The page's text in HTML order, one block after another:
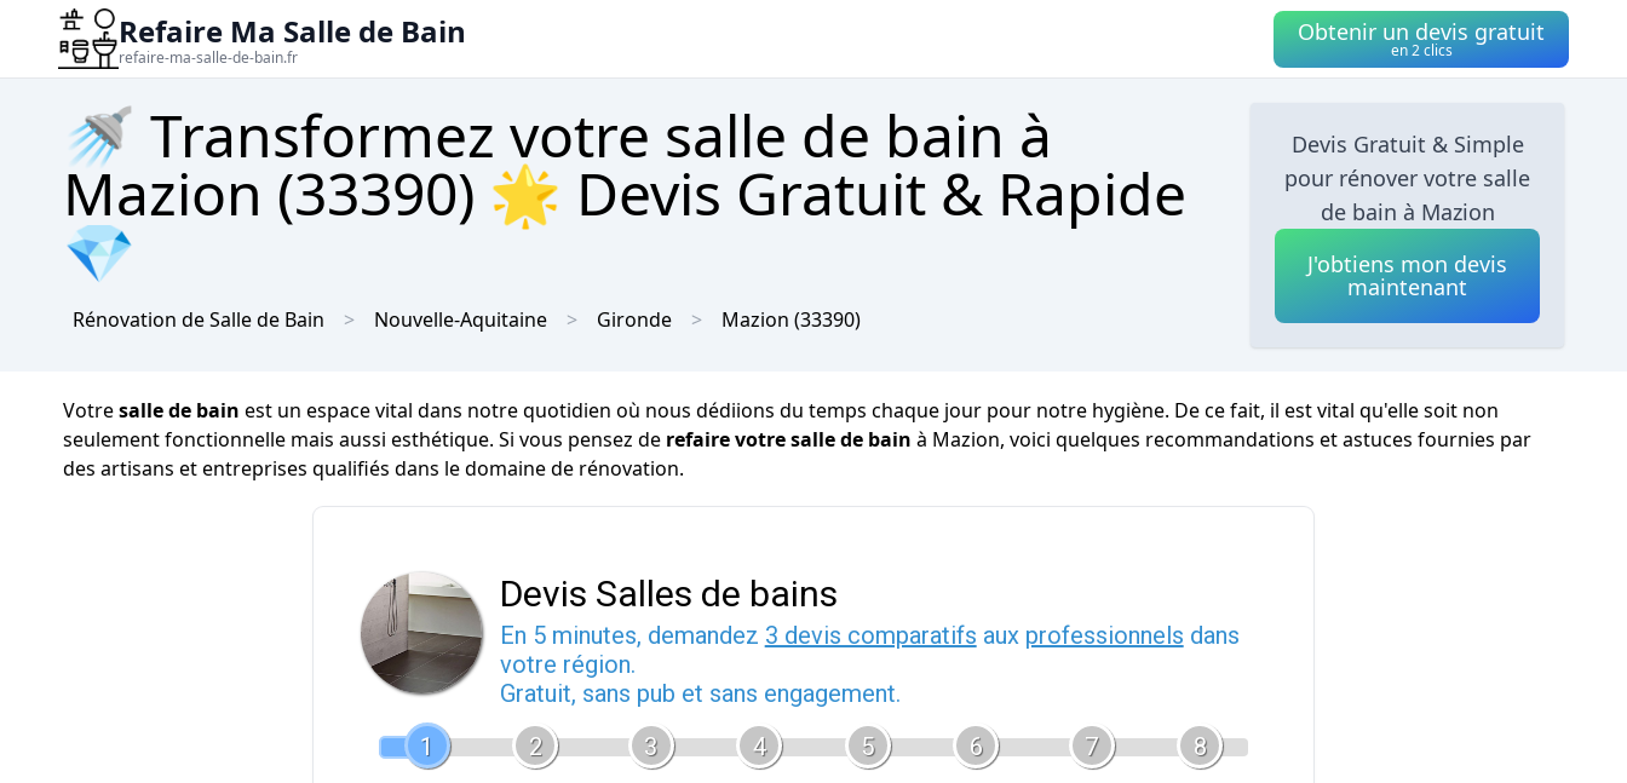
Refaire Ma Salle de Bain
refaire-ma-salle-de-bain.fr
Obtenir un devis gratuit
en 2 clics
🚿 Transformez votre salle de bain à
Mazion (33390) 🌟 Devis Gratuit & Rapide
💎
Rénovation de Salle de Bain Nouvelle-Aquitaine Gironde Mazion (33390)
Devis Gratuit & Simple
pour rénover votre salle
de bain à Mazion
J'obtiens mon devis
maintenant
Votresalle de bain est un espace vital dans notre quotidien où nous dédiions du temps chaque jour pour notre hygiène. De ce fait, il est vital qu'elle soit non
seulement fonctionnelle mais aussi esthétique. Si vous pensez de refaire votre salle de bain à Mazion, voici quelques recommandations et astuces fournies par
des artisans et entreprises qualifiés dans le domaine de rénovation.
Devis Salles de bains
En 5 minutes, demandez 3 devis comparatifs aux professionnels dans
votre région.
Gratuit, sans pub et sans engagement.
1
2 3 4 5 6 7 8